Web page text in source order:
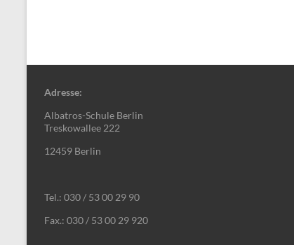
Adresse:
Albatros-Schule Berlin
Treskowallee 222
12459 Berlin
Tel.: 030 / 53 00 29 90
Fax.: 030 / 53 00 29 920